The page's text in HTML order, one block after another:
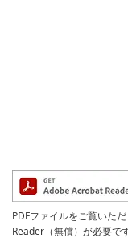
PDFファイルをご覧いた
Reader（無償）が必要です